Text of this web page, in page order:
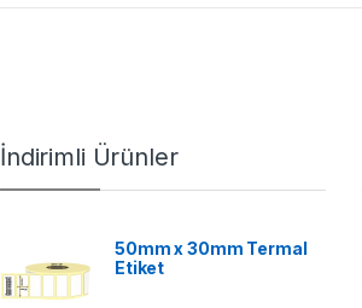
İndirimli Ürünler
50mm x 30mm Termal
Etiket